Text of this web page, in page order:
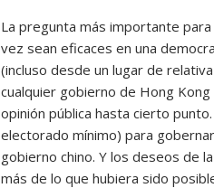
La pregunta más importante
vez sean eficaces en una
(incluso desde un lugar de
cualquier gobierno de Hong
opinión pública hasta cierto
electorado mínimo) para
gobierno chino. Y los deseos de
más de lo que hubiera sido